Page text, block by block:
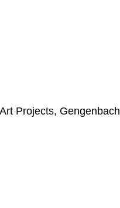
Projects, Gengenbach